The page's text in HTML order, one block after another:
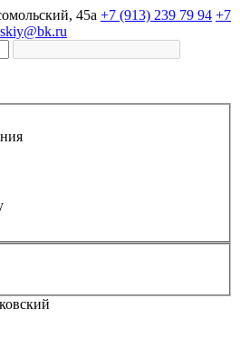
45а +7 (913) 239 79 94 +7